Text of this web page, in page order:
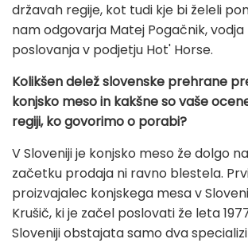
državah regije, kot tudi kje bi želeli
nam odgovarja Matej Pogačnik,
poslovanja v podjetju Hot' Horse.
Kolikšen delež slovenske prehrane
konjsko meso in kakšne so vaše
regiji, ko govorimo o porabi?
V Sloveniji je konjsko meso že dolgo
začetku prodaja ni ravno blestela.
proizvajalec konjskega mesa v
Krušič, ki je začel poslovati že leta
Sloveniji obstajata samo dva